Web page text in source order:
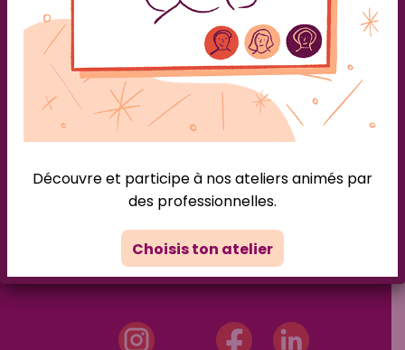
La plateforme qui prend soin des personnes en deuil
Découvre et participe à nos ateliers animés par
des professionnelles.
Choisis ton atelier